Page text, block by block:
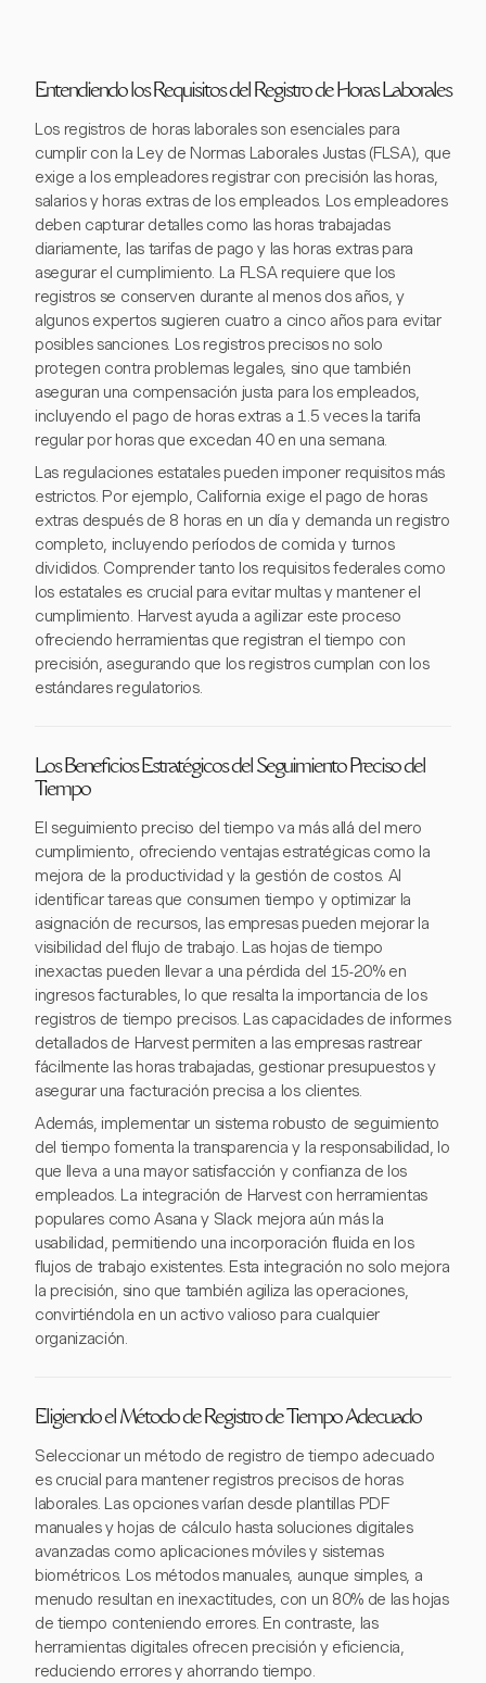
Entendiendo los Requisitos del Registro de Horas Laborales
Los registros de horas laborales son esenciales para
cumplir con la Ley de Normas Laborales Justas (FLSA), que
exige a los empleadores registrar con precisión las horas,
salarios y horas extras de los empleados. Los empleadores
deben capturar detalles como las horas trabajadas
diariamente, las tarifas de pago y las horas extras para
asegurar el cumplimiento. La FLSA requiere que los
registros se conserven durante al menos dos años, y
algunos expertos sugieren cuatro a cinco años para evitar
posibles sanciones. Los registros precisos no solo
protegen contra problemas legales, sino que también
aseguran una compensación justa para los empleados,
incluyendo el pago de horas extras a 1.5 veces la tarifa
regular por horas que excedan 40 en una semana.
Las regulaciones estatales pueden imponer requisitos más
estrictos. Por ejemplo, California exige el pago de horas
extras después de 8 horas en un día y demanda un registro
completo, incluyendo períodos de comida y turnos
divididos. Comprender tanto los requisitos federales como
los estatales es crucial para evitar multas y mantener el
cumplimiento. Harvest ayuda a agilizar este proceso
ofreciendo herramientas que registran el tiempo con
precisión, asegurando que los registros cumplan con los
estándares regulatorios.
Los Beneficios Estratégicos del Seguimiento Preciso del
Tiempo
El seguimiento preciso del tiempo va más allá del mero
cumplimiento, ofreciendo ventajas estratégicas como la
mejora de la productividad y la gestión de costos. Al
identificar tareas que consumen tiempo y optimizar la
asignación de recursos, las empresas pueden mejorar la
visibilidad del flujo de trabajo. Las hojas de tiempo
inexactas pueden llevar a una pérdida del 15-20% en
ingresos facturables, lo que resalta la importancia de los
registros de tiempo precisos. Las capacidades de informes
detallados de Harvest permiten a las empresas rastrear
fácilmente las horas trabajadas, gestionar presupuestos y
asegurar una facturación precisa a los clientes.
Además, implementar un sistema robusto de seguimiento
del tiempo fomenta la transparencia y la responsabilidad, lo
que lleva a una mayor satisfacción y confianza de los
empleados. La integración de Harvest con herramientas
populares como Asana y Slack mejora aún más la
usabilidad, permitiendo una incorporación fluida en los
flujos de trabajo existentes. Esta integración no solo mejora
la precisión, sino que también agiliza las operaciones,
convirtiéndola en un activo valioso para cualquier
organización.
Eligiendo el Método de Registro de Tiempo Adecuado
Seleccionar un método de registro de tiempo adecuado
es crucial para mantener registros precisos de horas
laborales. Las opciones varían desde plantillas PDF
manuales y hojas de cálculo hasta soluciones digitales
avanzadas como aplicaciones móviles y sistemas
biométricos. Los métodos manuales, aunque simples, a
menudo resultan en inexactitudes, con un 80% de las hojas
de tiempo conteniendo errores. En contraste, las
herramientas digitales ofrecen precisión y eficiencia,
reduciendo errores y ahorrando tiempo.